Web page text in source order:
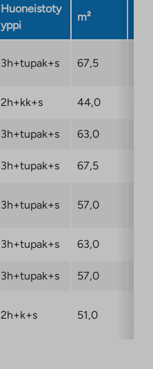
Huoneistoty
yppi
m²
3h+tupak+s 67,5
2h+kk+s 44,0
3h+tupak+s 63,0
3h+tupak+s 67,5
3h+tupak+s 57,0
3h+tupak+s 63,0
3h+tupak+s 57,0
2h+k+s 51,0